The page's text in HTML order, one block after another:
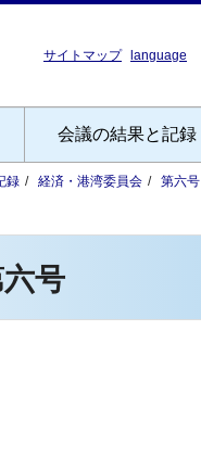
サイトマップ language
会議の結果と記録
録 経済・港湾委員会 第六号
号